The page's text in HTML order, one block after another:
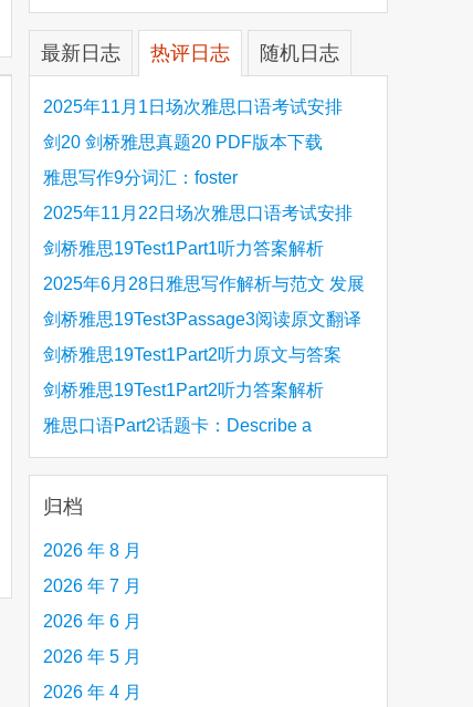
最新日志 热评日志 随机日志
2025年11月1日场次雅思口语考试安排
剑20 剑桥雅思真题20 PDF版本下载
雅思写作9分词汇：foster
2025年11月22日场次雅思口语考试安排
剑桥雅思19Test1Part1听力答案解析
Hinchingbrooke Country Park
2025年6月28日雅思写作解析与范文 发展
旅游业 手把手带你写高分范文
剑桥雅思19Test3Passage3阅读原文翻译
Is the era of artificial speech translation
upon us 人工智能语言翻译
剑桥雅思19Test1Part2听力原文与答案
Stanthorpe Twinning Association
剑桥雅思19Test1Part2听力答案解析
Stanthorpe Twinning Association
雅思口语Part2话题卡：Describe a
creative person (e.g. an artist, a musician,
etc.) you admire 钦佩的有创造力的人
归档
2026 年 8 月
2026 年 7 月
2026 年 6 月
2026 年 5 月
2026 年 4 月